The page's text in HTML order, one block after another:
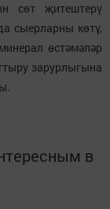
сөт җитештерү
сыерларны көтү,
өстәмәләр
зарурлыгына
в